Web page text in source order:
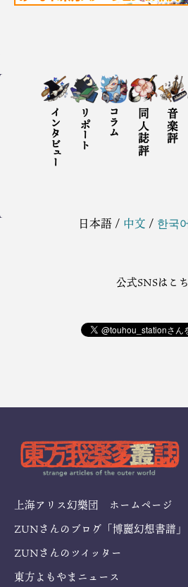
インタビュー リポート コラム 同人誌評 音楽評
日本語/ 中文 / 한국
公式SNSはこ
上海アリス幻樂団 ホームページ
ZUNさんのブログ「博麗幻想書譜」
ZUNさんのツイッター
東方よもやまニュース